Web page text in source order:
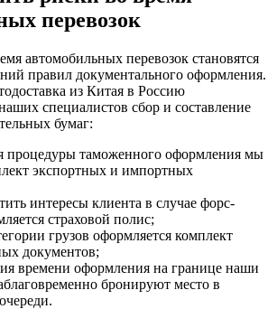
перевозок
автомобильных перевозок становятся
правил документального оформления.
из Китая в Россию
специалистов сбор и составление
бумаг:
процедуры таможенного оформления мы
экспортных и импортных
интересы клиента в случае форс-
страховой полис;
грузов оформляется комплект
документов;
времени оформления на границе наши
бронируют место в